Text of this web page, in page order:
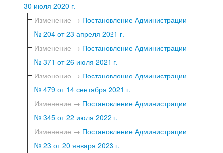
30 июля 2020 г.
Изменение → Постановление Администрации
№ 204 от 23 апреля 2021 г.
Изменение → Постановление Администрации
№ 371 от 26 июля 2021 г.
Изменение → Постановление Администрации
№ 479 от 14 сентября 2021 г.
Изменение → Постановление Администрации
№ 345 от 22 июля 2022 г.
Изменение → Постановление Администрации
№ 23 от 20 января 2023 г.